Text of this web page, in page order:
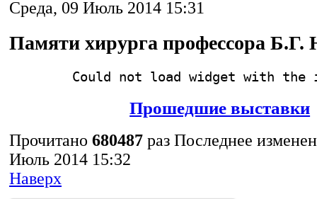
Среда, 09 Июль 2014 15:31
Памяти хирурга профессора Б.Г.
Could not load widget with the
Прошедшие выставки
Прочитано 680487 раз Последнее
Июль 2014 15:32
Наверх